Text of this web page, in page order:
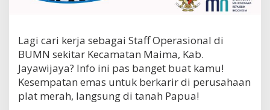
o
n
a
l
B
Lagi cari kerja sebagai Staff Operasional di
BUMN sekitar Kecamatan Maima, Kab.
Jayawijaya? Info ini pas banget buat kamu!
Kesempatan emas untuk berkarir di perusahaan
plat merah, langsung di tanah Papua!